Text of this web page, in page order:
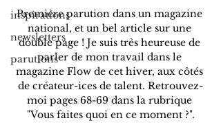
inspirations
newsletters
parutions
Première parution dans un magazine
national, et un bel article sur une
double page ! Je suis très heureuse de
parler de mon travail dans le
magazine Flow de cet hiver, aux côtés
de créateur-ices de talent. Retrouvez-
moi pages 68-69 dans la rubrique
"Vous faites quoi en ce moment ?".